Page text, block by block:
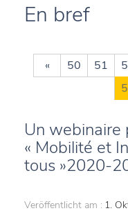
En bref
« 50 51
Un webinaire
« Mobilité et
tous »2020-
Veröffentlicht am : 1.